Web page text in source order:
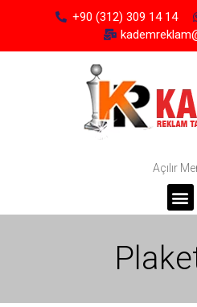
+90 (312) 309 14 14
Açılır